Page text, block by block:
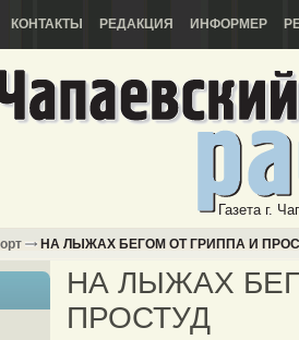
КОНТАКТЫ РЕДАКЦИЯ ИНФОРМЕР
Газета г.
НА ЛЫЖАХ БЕГОМ ОТ ГРИППА И
НА ЛЫЖАХ
ПРОСТУД